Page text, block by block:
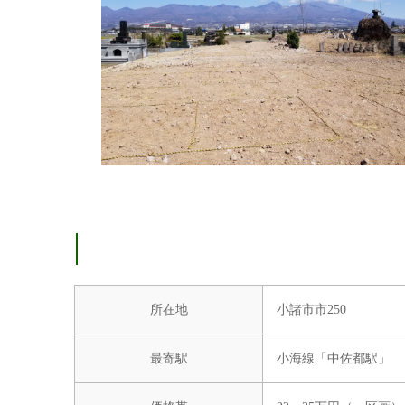
所在地 小諸市市250
最寄駅 小海線「中佐都駅」